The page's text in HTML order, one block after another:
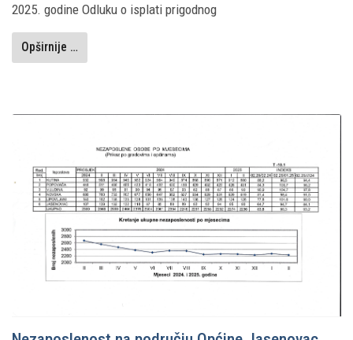
2025. godine Odluku o isplati prigodnog
Opširnije …